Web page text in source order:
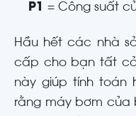
P1 = Công suất
Hầu hết các nhà
cấp cho bạn tất
này giúp tính toán
rằng máy bơm của